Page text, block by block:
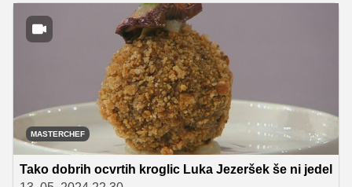
45-kilogramsko tuno.
MASTERCHEF
Tako dobrih ocvrtih kroglic Luka Jezeršek še ni jedel